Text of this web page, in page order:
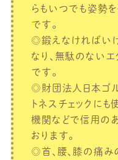
らもいつでも姿勢
です。
◎鍛えなければい
なり、無駄のない
です。
◎財団法人日本ゴル
トネスチェックにも
機関などで信用の
おります。
◎首、腰、膝の痛